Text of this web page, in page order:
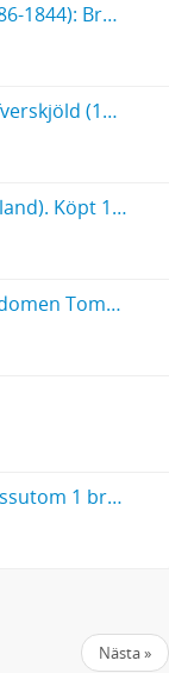
Ehrenborg, Casper Vilhelm Mikael (1786-1844): Brev från Gustaf Ehrenborg (1795-1858), 1 st., 1845
Klöfverskjöldska papper: Augusta Klöfverskjöld (1799-1814), Räkenskaper för tiden 1810-1814,, uppsatta av O. J. Risellschöld. - Carl Klöfverskjöld (1797-1879), 2 handlingar rörande kapten Carl Klöfverskjölds affärer [varav den ena uppsatt av Fredrik Aleander Funck].
Bolltorp (Skönberga socken, Östergötland). Köpt 1815 av Gustaf Johan Funck. Köpebrev, inteckningar.
Tomtaholm (Drothems socken). Egendomen Tomtaholm med underlydande gårdar köptes av bergsrådet Alexander Funck 1770. Den bundna volymen inleds med en historisk beskrivning av egendomen gjord av Gustaf Johan Funck. Nr 1 i samma volym är ett brev från Johan Banér (1596-1641) till översten Otto von Sack, 06.07.1637
Runstafwens beskrifning. Innhåller dessutom 1 brev (1968) till Olof von Feilitzen.
Nästa »